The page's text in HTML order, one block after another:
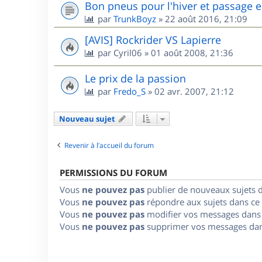
Bon pneus pour l'hiver et passage
par TrunkBoyz » 22 août 2016, 21:09
[AVIS] Rockrider VS Lapierre
par Cyril06 » 01 août 2008, 21:36
Le prix de la passion
par Fredo_S » 02 avr. 2007, 21:12
Nouveau sujet
Revenir à l’accueil du forum
PERMISSIONS DU FORUM
Vous ne pouvez pas publier de nouveaux sujets
Vous ne pouvez pas répondre aux sujets dans
Vous ne pouvez pas modifier vos messages
Vous ne pouvez pas supprimer vos messages